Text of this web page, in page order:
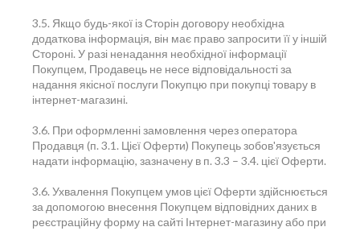
3.5. Якщо будь-якої із Сторін договору необхідна
додаткова інформація, він має право запросити її у іншій
Стороні. У разі ненадання необхідної інформації
Покупцем, Продавець не несе відповідальності за
надання якісної послуги Покупцю при покупці товару в
інтернет-магазині.
3.6. При оформленні замовлення через оператора
Продавця (п. 3.1. Цієї Оферти) Покупець зобов'язується
надати інформацію, зазначену в п. 3.3 – 3.4. цієї Оферти.
3.6. Ухвалення Покупцем умов цієї Оферти здійснюється
за допомогою внесення Покупцем відповідних даних в
реєстраційну форму на сайті Інтернет-магазину або при